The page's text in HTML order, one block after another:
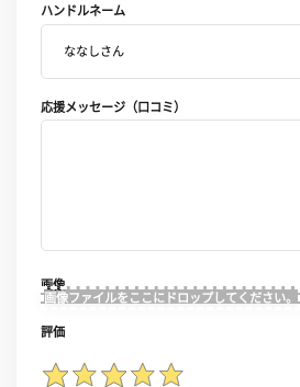
ハンドルネーム
応援メッセージ（口コミ）
画像
画像ファイルをここにドロップしてください。
評価